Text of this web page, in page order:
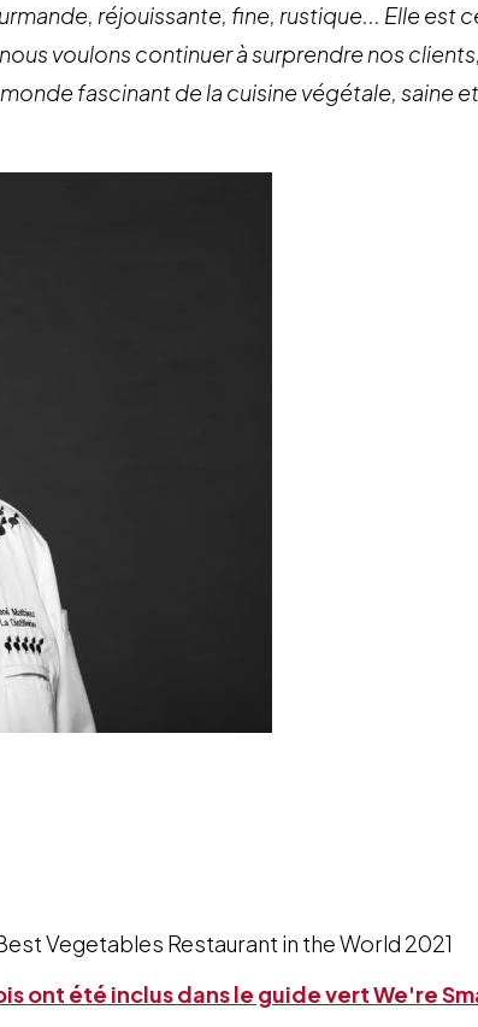
réjouissante, fine, rustique... Elle est
voulons continuer à surprendre nos
fascinant de la cuisine végétale, saine et
Vegetables Restaurant in the World 2021
ont été inclus dans le guide vert We're